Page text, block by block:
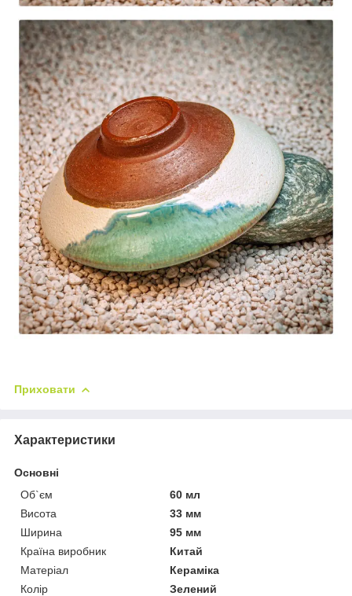
Приховати
Характеристики
Основні
Об`єм
60 мл
Висота
33 мм
Ширина
95 мм
Країна виробник
Китай
Матеріал
Кераміка
Колір
Зелений